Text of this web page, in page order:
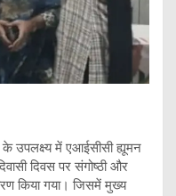
के उपलक्ष्य में एआईसीसी ह्यूमन
दिवस पर संगोष्ठी और
किया गया। जिसमें मुख्य